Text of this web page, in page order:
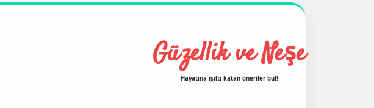
Güzellik ve Neşe
Hayatına ışıltı katan öneriler bul!